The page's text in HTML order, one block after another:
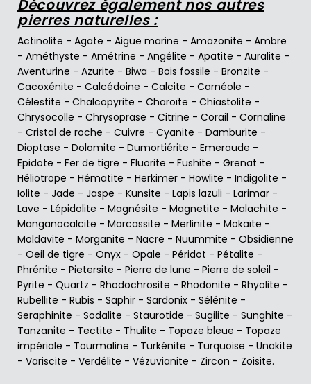
Découvrez également nos autres
pierres naturelles :
Actinolite - Agate - Aigue marine - Amazonite - Ambre
- Améthyste - Amétrine - Angélite - Apatite - Auralite -
Aventurine - Azurite - Biwa - Bois fossile - Bronzite -
Cacoxénite - Calcédoine - Calcite - Carnéole -
Célestite - Chalcopyrite - Charoïte - Chiastolite -
Chrysocolle - Chrysoprase - Citrine - Corail - Cornaline
- Cristal de roche - Cuivre - Cyanite - Damburite -
Dioptase - Dolomite - Dumortiérite - Emeraude -
Epidote - Fer de tigre - Fluorite - Fushite - Grenat -
Héliotrope - Hématite - Herkimer - Howlite - Indigolite -
Iolite - Jade - Jaspe - Kunsite - Lapis lazuli - Larimar -
Lave - Lépidolite - Magnésite - Magnetite - Malachite -
Manganocalcite - Marcassite - Merlinite - Mokaïte -
Moldavite - Morganite - Nacre - Nuummite - Obsidienne
- Oeil de tigre - Onyx - Opale - Péridot - Pétalite -
Phrénite - Pietersite - Pierre de lune - Pierre de soleil -
Pyrite - Quartz - Rhodochrosite - Rhodonite - Rhyolite -
Rubellite - Rubis - Saphir - Sardonix - Sélénite -
Seraphinite - Sodalite - Staurotide - Sugilite - Sunghite -
Tanzanite - Tectite - Thulite - Topaze bleue - Topaze
impériale - Tourmaline - Turkénite - Turquoise - Unakite
- Variscite - Verdélite - Vézuvianite - Zircon - Zoisite.